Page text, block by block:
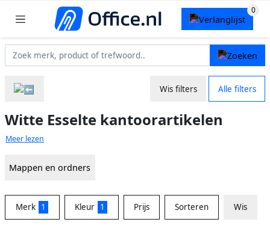
Wis filters Alle filters
Witte Esselte kantoorartikelen
Meer lezen
Mappen en ordners
Merk 1 Kleur 1 Prijs Sorteren Wis